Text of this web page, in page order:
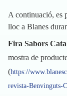
A continuació, es
lloc a Blanes
Fira Sabors
mostra de
(https://
revista-Benvinguts-